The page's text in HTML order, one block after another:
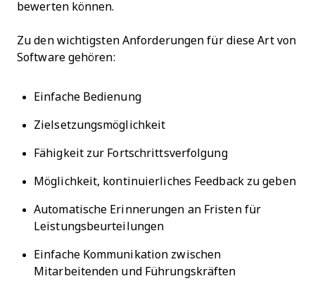
bewerten können.
Zu den wichtigsten Anforderungen für diese Art von
Software gehören:
Einfache Bedienung
Zielsetzungsmöglichkeit
Fähigkeit zur Fortschrittsverfolgung
Möglichkeit, kontinuierliches Feedback zu geben
Automatische Erinnerungen an Fristen für
Leistungsbeurteilungen
Einfache Kommunikation zwischen
Mitarbeitenden und Führungskräften